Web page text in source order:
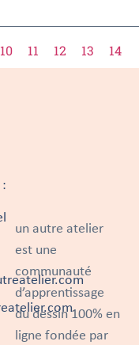
10 11 12 13 14
un autre atelier
est une
communauté
d’apprentissage
du dessin 100% en
ligne fondée par